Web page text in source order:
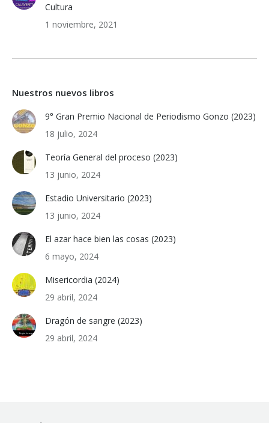
Cultura
1 noviembre, 2021
Nuestros nuevos libros
9° Gran Premio Nacional de Periodismo Gonzo (2023)
18 julio, 2024
Teoría General del proceso (2023)
13 junio, 2024
Estadio Universitario (2023)
13 junio, 2024
El azar hace bien las cosas (2023)
6 mayo, 2024
Misericordia (2024)
29 abril, 2024
Dragón de sangre (2023)
29 abril, 2024